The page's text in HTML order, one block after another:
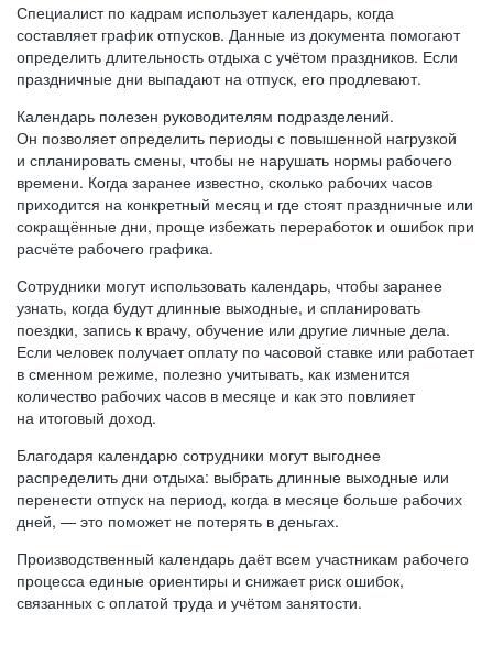
Специалист по кадрам использует календарь, когда
составляет график отпусков. Данные из документа помогают
определить длительность отдыха с учётом праздников. Если
праздничные дни выпадают на отпуск, его продлевают.
Календарь полезен руководителям подразделений.
Он позволяет определить периоды с повышенной нагрузкой
и спланировать смены, чтобы не нарушать нормы рабочего
времени. Когда заранее известно, сколько рабочих часов
приходится на конкретный месяц и где стоят праздничные или
сокращённые дни, проще избежать переработок и ошибок при
расчёте рабочего графика.
Сотрудники могут использовать календарь, чтобы заранее
узнать, когда будут длинные выходные, и спланировать
поездки, запись к врачу, обучение или другие личные дела.
Если человек получает оплату по часовой ставке или работает
в сменном режиме, полезно учитывать, как изменится
количество рабочих часов в месяце и как это повлияет
на итоговый доход.
Благодаря календарю сотрудники могут выгоднее
распределить дни отдыха: выбрать длинные выходные или
перенести отпуск на период, когда в месяце больше рабочих
дней, — это поможет не потерять в деньгах.
Производственный календарь даёт всем участникам рабочего
процесса единые ориентиры и снижает риск ошибок,
связанных с оплатой труда и учётом занятости.